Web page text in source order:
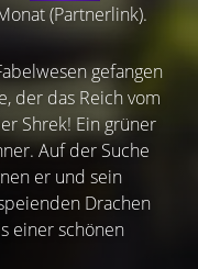
(Partnerlink).
gefangen
der das Reich vom
Shrek! Ein grüner
Auf der Suche
er und sein
Drachen
einer schönen